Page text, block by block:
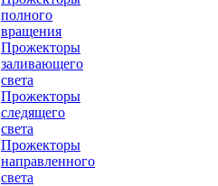
полного
вращения
Прожекторы
заливающего
света
Прожекторы
следящего
света
Прожекторы
направленного
света